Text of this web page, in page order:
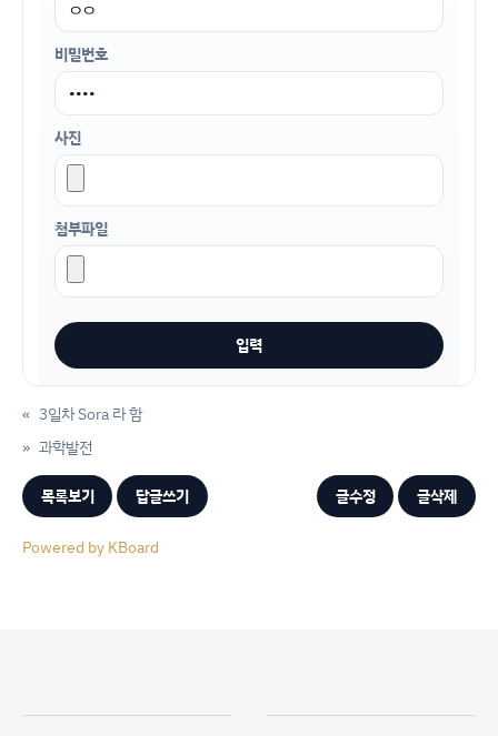
비밀번호
사진
첨부파일
« 3일차 Sora 라 함
과학발전
»
목록보기 답글쓰기 글수정 글삭제
Powered by KBoard